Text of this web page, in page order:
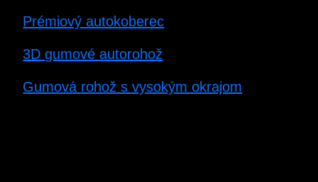
Prémiový autokoberec
3D gumové autorohož
Gumová rohož s vysokým okrajom